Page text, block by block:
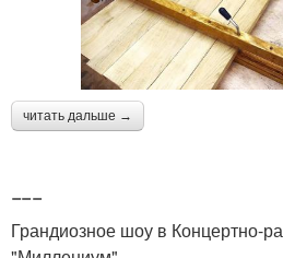
читать дальше →
---
Грандиозное шоу в Концертно-